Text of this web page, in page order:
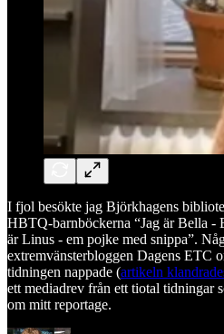
I fjol besökte jag Björkhagens
HBTQ-barnböckerna “Jag är Bella -
är Linus - em pojke med snippa”.
extremvänsterbloggen Dagens ETC
tidningen nappade (artikeln
ett mediadrev från ett tiotal tidningar
om mitt reportage.